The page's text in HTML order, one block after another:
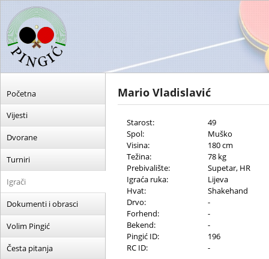
Početna
Vijesti
Dvorane
Turniri
Igrači
Dokumenti i obrasci
Volim Pingić
Česta pitanja
Mario Vladislavić
Starost:
49
Spol:
Muško
Visina:
180 cm
Težina:
78 kg
Prebivalište:
Supetar, HR
Igraća ruka:
Lijeva
Hvat:
Shakehand
Drvo:
-
Forhend:
-
Bekend:
-
Pingić ID:
196
RC ID:
-